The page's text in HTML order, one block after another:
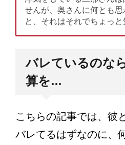
せんが、奥さんに何とも
と、それはそれでちょっと
バレているのな
算を…
こちらの記事では、彼
バレてるはずなのに、